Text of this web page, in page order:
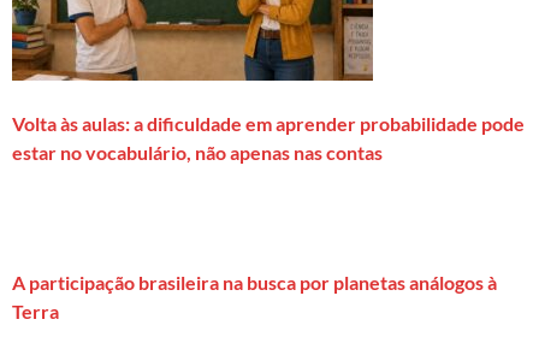
Volta às aulas: a dificuldade em aprender probabilidade pode
estar no vocabulário, não apenas nas contas
A participação brasileira na busca por planetas análogos à
Terra